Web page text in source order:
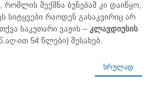
რომლის შექმნა ბუნებამ კი დაიწყო,
სიტყვები რაოდენ გასაკვირიც არ
საკუთარი ვაჟის – კლავდიუსის
ით 54 წლები) შესახებ.
ᲡᲠᲣᲚᲐᲓ